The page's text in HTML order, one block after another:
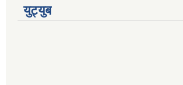
युट्युब